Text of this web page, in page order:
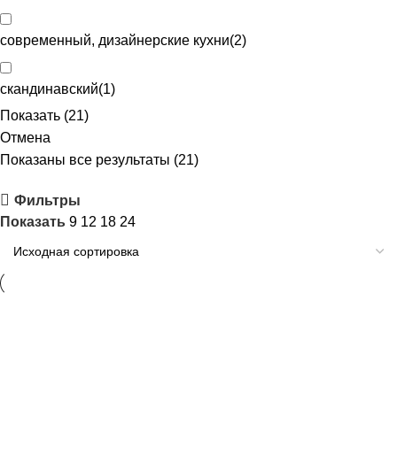
современный, дизайнерские кухни(2)
скандинавский(1)
Показать (21)
Отмена
Показаны все результаты (21)
Фильтры
Показать 9 12 18 24